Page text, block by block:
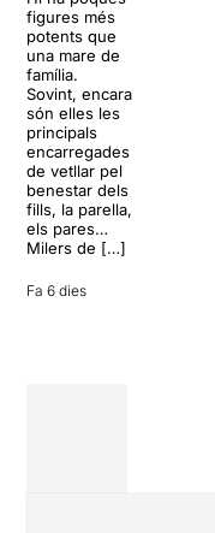
figures més
potents que
una mare de
família.
Sovint, encara
són elles les
principals
encarregades
de vetllar pel
benestar dels
fills, la parella,
els pares…
Milers de […]
Fa 6 dies